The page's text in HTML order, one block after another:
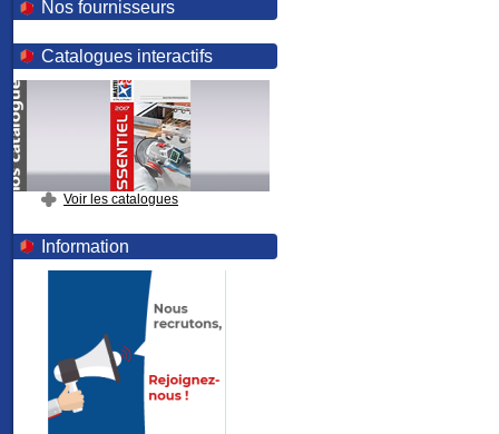
Nos fournisseurs
Catalogues interactifs
Voir les catalogues
Information